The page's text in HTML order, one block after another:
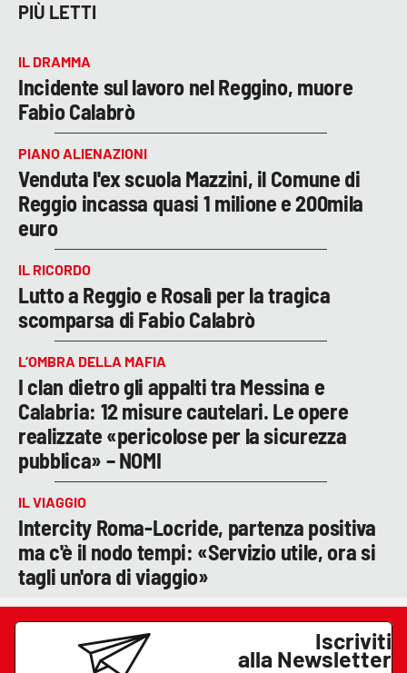
PIÙ LETTI
IL DRAMMA
Incidente sul lavoro nel Reggino, muore
Fabio Calabrò
PIANO ALIENAZIONI
Venduta l'ex scuola Mazzini, il Comune di
Reggio incassa quasi 1 milione e 200mila
euro
IL RICORDO
Lutto a Reggio e Rosalì per la tragica
scomparsa di Fabio Calabrò
L’OMBRA DELLA MAFIA
I clan dietro gli appalti tra Messina e
Calabria: 12 misure cautelari. Le opere
realizzate «pericolose per la sicurezza
pubblica» – NOMI
IL VIAGGIO
Intercity Roma-Locride, partenza positiva
ma c'è il nodo tempi: «Servizio utile, ora si
tagli un'ora di viaggio»
Iscriviti
alla Newsletter